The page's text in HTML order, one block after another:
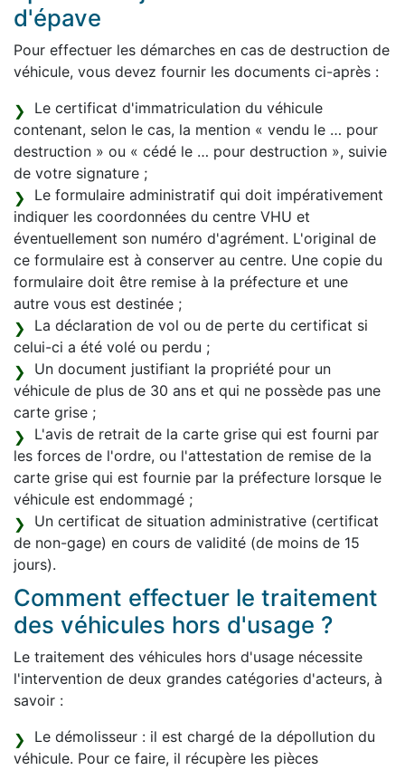
d'épave
Pour effectuer les démarches en cas de destruction de
véhicule, vous devez fournir les documents ci-après :
Le certificat d'immatriculation du véhicule
contenant, selon le cas, la mention « vendu le … pour
destruction » ou « cédé le … pour destruction », suivie
de votre signature ;
Le formulaire administratif qui doit impérativement
indiquer les coordonnées du centre VHU et
éventuellement son numéro d'agrément. L'original de
ce formulaire est à conserver au centre. Une copie du
formulaire doit être remise à la préfecture et une
autre vous est destinée ;
La déclaration de vol ou de perte du certificat si
celui-ci a été volé ou perdu ;
Un document justifiant la propriété pour un
véhicule de plus de 30 ans et qui ne possède pas une
carte grise ;
L'avis de retrait de la carte grise qui est fourni par
les forces de l'ordre, ou l'attestation de remise de la
carte grise qui est fournie par la préfecture lorsque le
véhicule est endommagé ;
Un certificat de situation administrative (certificat
de non-gage) en cours de validité (de moins de 15
jours).
Comment effectuer le traitement
des véhicules hors d'usage ?
Le traitement des véhicules hors d'usage nécessite
l'intervention de deux grandes catégories d'acteurs, à
savoir :
Le démolisseur : il est chargé de la dépollution du
véhicule. Pour ce faire, il récupère les pièces